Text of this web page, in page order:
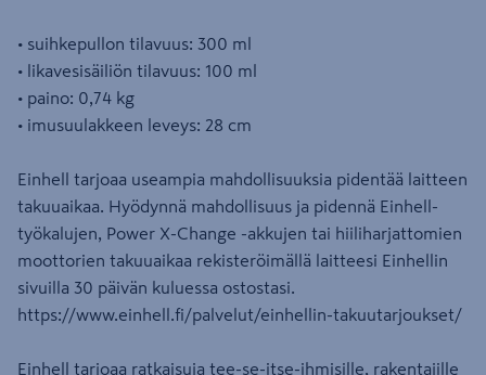
• suihkepullon tilavuus: 300 ml
• likavesisäiliön tilavuus: 100 ml
• paino: 0,74 kg
• imusuulakkeen leveys: 28 cm
Einhell tarjoaa useampia mahdollisuuksia pidentää laitteen
takuuaikaa. Hyödynnä mahdollisuus ja pidennä Einhell-
työkalujen, Power X-Change -akkujen tai hiiliharjattomien
moottorien takuuaikaa rekisteröimällä laitteesi Einhellin
sivuilla 30 päivän kuluessa ostostasi.
https://www.einhell.fi/palvelut/einhellin-takuutarjoukset/
Einhell tarjoaa ratkaisuja tee-se-itse-ihmisille, rakentajille